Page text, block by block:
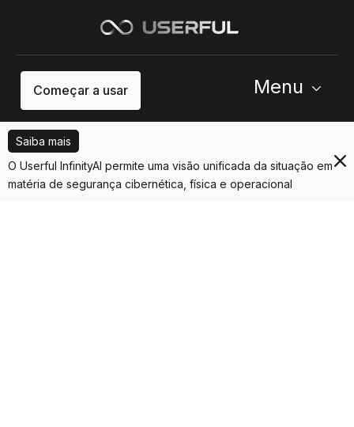
Começar a usar Menu
Saiba mais
O Userful InfinityAI permite uma visão unificada da situação em
matéria de segurança cibernética, física e operacional